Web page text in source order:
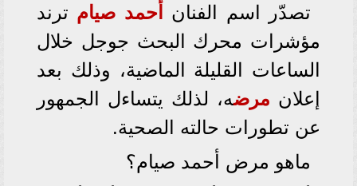
تصدّر اسم الفنان أحمد صيام ترند
مؤشرات محرك البحث جوجل خلال
الساعات القليلة الماضية، وذلك بعد
إعلان مرضه، لذلك يتساءل الجمهور
عن تطورات حالته الصحية.
ماهو مرض أحمد صيام؟